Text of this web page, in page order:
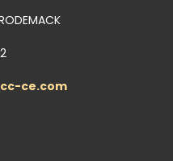
ce.com